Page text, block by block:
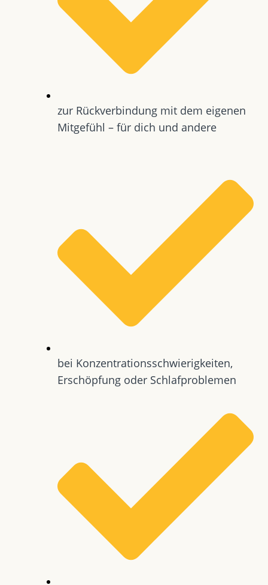
zur Rückverbindung mit dem eigenen
Mitgefühl – für dich und andere
bei Konzentrationsschwierigkeiten,
Erschöpfung oder Schlafproblemen